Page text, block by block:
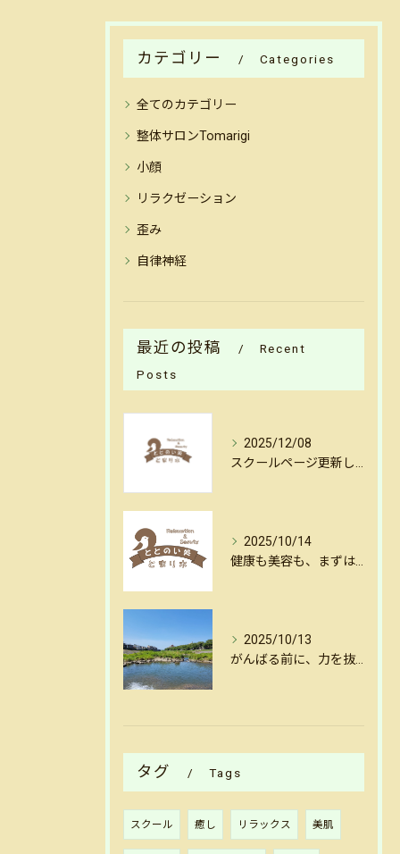
カテゴリー Categories
全てのカテゴリー
整体サロンTomarigi
小顔
リラクゼーション
歪み
自律神経
最近の投稿
Recent
Posts
2025/12/08
スクールページ更新しました
2025/10/14
健康も美容も、まずはリセットから。金沢・犀川沿いの揺らし整体
2025/10/13
がんばる前に、力を抜く。金沢犀川沿いの揺らし整体で心と体をリセット
タグ Tags
スクール 癒し リラックス 美肌